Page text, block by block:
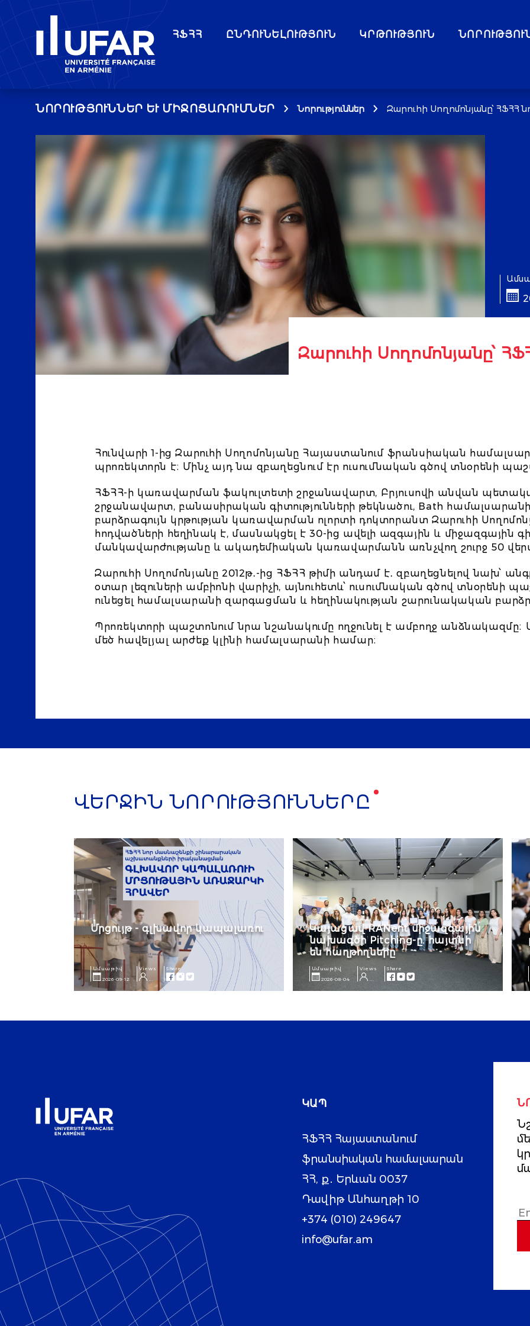
ՀՖՀՀ ԸՆԴՈՒՆԵԼՈՒԹՅՈՒՆ ԿՐԹՈՒԹՅՈՒՆ
ՆՈՐՈՒԹՅՈՒՆՆԵՐ ԵՒ ՄԻՋՈՑԱՌՈՒՄՆԵՐ Նորություններ Զարուհի Սողոմոնյանը՝ ՀՖՀՀ
Զարուհի Սողոմոնյանը՝
Հունվարի 1-ից Զարուհի Սողոմոնյանը Հայաստանում ֆրանսիական
պրոռեկտորն է։ Մինչ այդ նա զբաղեցնում էր ուսումնական գծով տնօրենի
ՀՖՀՀ-ի կառավարման ֆակուլտետի շրջանավարտ, Բրյուսովի անվան
շրջանավարտ, բանասիրական գիտությունների թեկնածու, Bath համալսարանի
բարձրագույն կրթության կառավարման ոլորտի դոկտորանտ Զարուհի
հոդվածների հեղինակ է, մասնակցել է 30-ից ավելի ազգային և միջազգային
մանկավարժությանը և ակադեմիական կառավարմանն առնչվող շուրջ 50
Զարուհի Սողոմոնյանը 2012թ․-ից ՀՖՀՀ թիմի անդամ է․ զբաղեցնելով նախ՝
օտար լեզուների ամբիոնի վարիչի, այնուհետև՝ ուսումնական գծով տնօրենի
ունեցել համալսարանի զարգացման և հեղինակության շարունակական
Պրոռեկտորի պաշտոնում նրա նշանակումը ողջունել է ամբողջ
մեծ հավելյալ արժեք կլինի համալսարանի համար։
ՎԵՐՋԻՆ ՆՈՐՈՒԹՅՈՒՆՆԵՐԸ
Մրցույթ - գլխավոր կապալառու
Ամսաթիվ
2026-09-12
Views
...
Share
Կայացավ RANent միջազգային
նախագծի Pitching-ը. հայտնի
են հաղթողները
Ամսաթիվ
2026-08-04
Views
...
Share
ԿԱՊ
ՀՖՀՀ Հայաստանում
ֆրանսիական համալսարան
ՀՀ, ք․ Երևան 0037
Դավիթ Անհաղթի 10
+374 (010) 249647
info@ufar.am